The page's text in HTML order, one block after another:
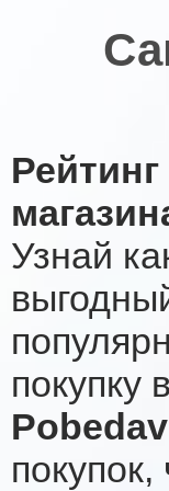
Узнай
покупку